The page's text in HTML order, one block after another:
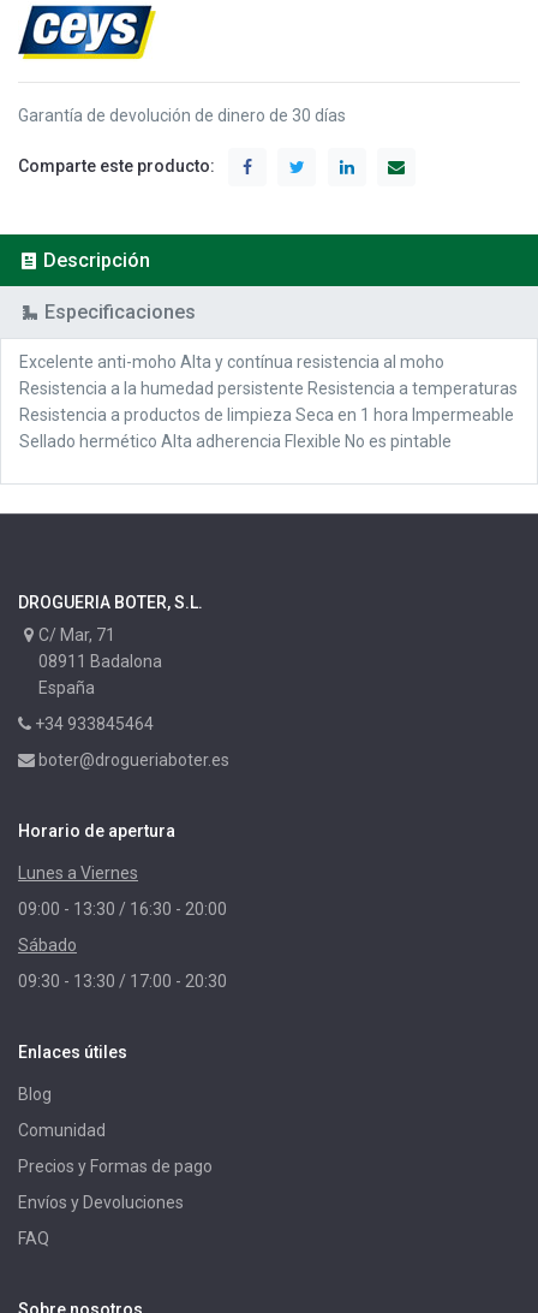
Garantía de devolución de dinero de 30 días
Comparte este producto:
Descripción
Especificaciones
Excelente anti-moho Alta y contínua resistencia al moho
Resistencia a la humedad persistente Resistencia a temperaturas
Resistencia a productos de limpieza Seca en 1 hora Impermeable
Sellado hermético Alta adherencia Flexible No es pintable
DROGUERIA BOTER, S.L.
C/ Mar, 71
08911 Badalona
España
+34 933845464
boter@drogueriaboter.es
Horario de apertura
Lunes a Viernes
09:00 - 13:30 / 16:30 - 20:00
Sábado
09:30 - 13:30 / 17:00 - 20:30
Enlaces útiles
Blog
Comunidad
Precios y Formas de pago
Envíos y Devoluciones
FAQ